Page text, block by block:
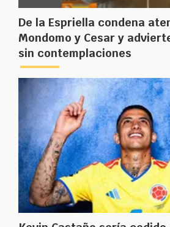
De la Espriella condena
Mondomo y Cesar y
sin contemplaciones